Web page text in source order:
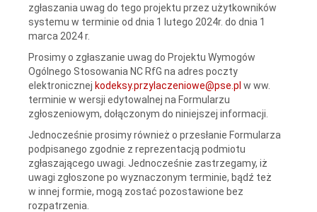
zgłaszania uwag do tego projektu przez użytkowników
systemu w terminie od dnia 1 lutego 2024r. do dnia 1
marca 2024 r.
Prosimy o zgłaszanie uwag do Projektu Wymogów
Ogólnego Stosowania NC RfG na adres poczty
elektronicznej kodeksy.przylaczeniowe@pse.pl w ww.
terminie w wersji edytowalnej na Formularzu
zgłoszeniowym, dołączonym do niniejszej informacji.
Jednocześnie prosimy również o przesłanie Formularza
podpisanego zgodnie z reprezentacją podmiotu
zgłaszającego uwagi. Jednocześnie zastrzegamy, iż
uwagi zgłoszone po wyznaczonym terminie, bądź też
w innej formie, mogą zostać pozostawione bez
rozpatrzenia.